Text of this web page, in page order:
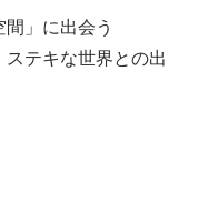
」に出会う
テキな世界との出